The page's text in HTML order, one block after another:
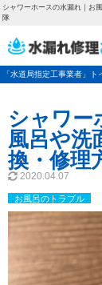
シャワーホースの水漏れ｜お
隊
「水道局指定工事業者」
シャワー
風呂や洗
換・修理
2020.04.07
お風呂のトラブル